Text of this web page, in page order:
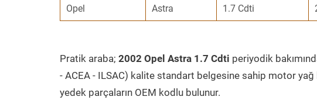
Opel Astra 1.7 Cdti
Pratik araba; 2002 Opel Astra 1.7 Cdti periyodik
- ACEA - ILSAC) kalite standart belgesine sahip motor
yedek parçaların OEM kodlu bulunur.